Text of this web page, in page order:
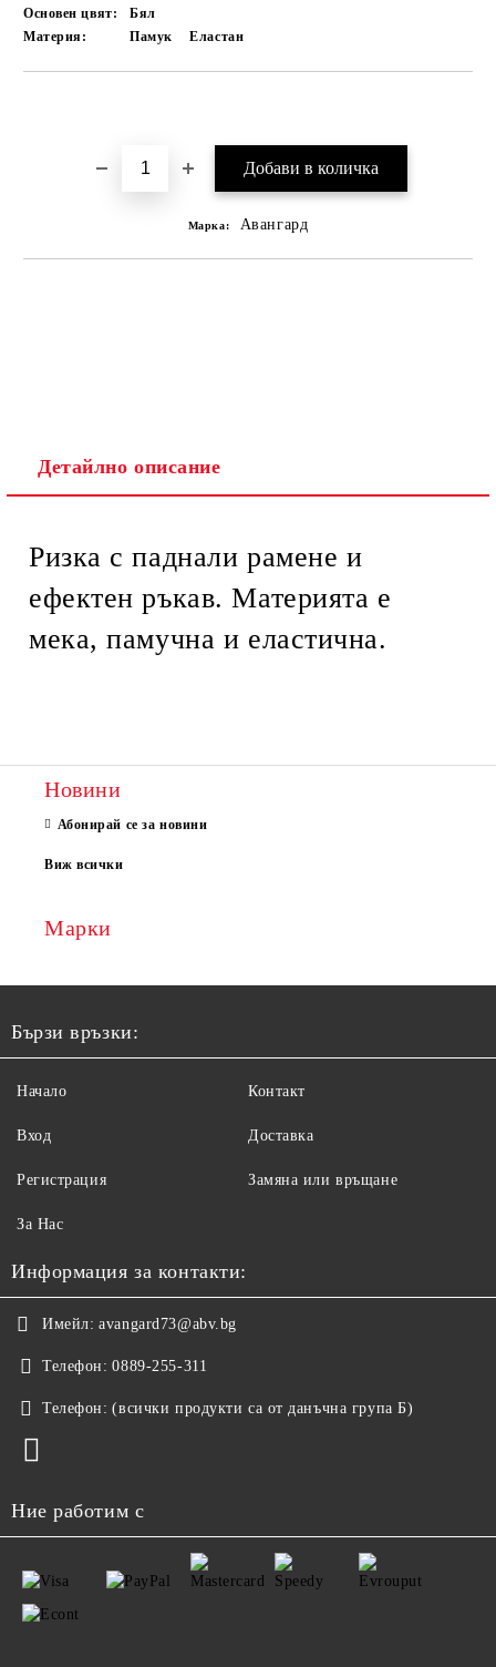
Основен цвят:
Бял
Материя:
Памук Еластан
Марка: Авангард
Детайлно описание
Ризка с паднали рамене и
ефектен ръкав. Материята е
мека, памучна и еластична.
Новини
Абонирай се за новини
Виж всички
Марки
Бързи връзки:
Начало
Вход
Регистрация
За Нас
Контакт
Доставка
Замяна или връщане
Информация за контакти:
Имейл: avangard73@abv.bg
Телефон: 0889-255-311
Телефон: (всички продукти са от данъчна група Б)
Ние работим с